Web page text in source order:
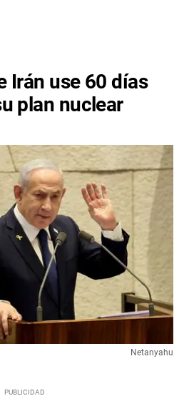
Irán use 60 días
plan nuclear
Netanyahu